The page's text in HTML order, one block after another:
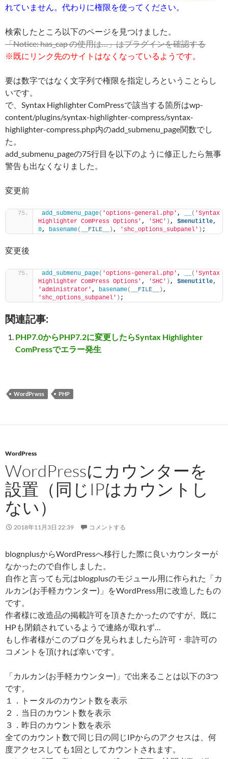
れていません。代わりに権限を使ってください。
検索したところ以下のページを見つけました。
「Notice: has_cap の使用は…」はプラグインを確認する
※既にリンク先のサイトはなくなっているようです。
要は数字ではなく文字列で権限を指定しろということらし
いです。
で、Syntax Highlighter ComPressで該当する箇所はwp-
content/plugins/syntax-highlighter-compress/syntax-
highlighter-compress.php内のadd_submenu_page関数でし
た。
add_submenu_pageの75行目を以下のように修正したら無事
警告も出なくなりました。
変更前
add_submenu_page( 'options-general.php' , ( 'Syntax
Highlighter ComPress Options' , 'SHC' ) , $menutitle,
8, basename( __FILE__ ) , 'shc_options_subpanel' ) ;
変更後
add_submenu_page( 'options-general.php' , ( 'Syntax
Highlighter ComPress Options' , 'SHC' ) , $menutitle,
'administrator' , basename( __FILE__ )
'shc_options_subpanel' ) ;
関連記事:
PHP7.0からPHP7.2に変更したらSyntax Highlighter
ComPressでエラー発生
WordPrwss PHP
WordPress
WordPressにカウンターを
設置（同じIPはカウントし
ない）
2018年11月3日 22:39 コメントする
blognplusからWordPressへ移行した際に良いカウンターが
なかったので自作しました。
自作と言っても元はblogplusのモジュール用に作られた「カ
ルカン(お手軽カウンター)」をWordPress用に改造したもの
です。
作者様に改造品の掲載許可を頂きたかったのですが、既に
HPも閉鎖されているようで連絡が取れず…
もし作者様がこのブログを見られましたら許可・非許可の
コメントを頂ければ幸いです。
「カルカン(お手軽カウンター)」で出来ることは以下の3つ
です。
１．トータルのカウント数を表示
２．当日のカウント数を表示
３．昨日のカウント数を表示
全てのカウント数で同じ日の同じIPからのアクセスは、何
度アクセスしても1回としてカウントされます。